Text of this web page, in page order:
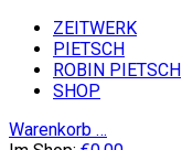
ZEITWERK
PIETSCH
ROBIN PIETSCH
SHOP
Warenkorb …